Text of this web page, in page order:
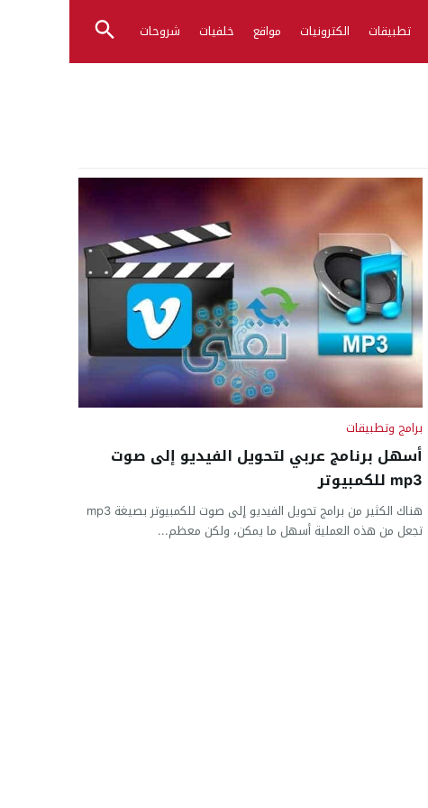
تطبيقات الكترونيات مواقع خلفيات شروحات
برامج وتطبيقات
أسهل برنامج عربي لتحويل الفيديو إلى صوت
mp3 للكمبيوتر
هناك الكثير من برامج تحويل الفيديو إلى صوت للكمبيوتر بصيغة mp3
تجعل من هذه العملية أسهل ما يمكن، ولكن معظم...